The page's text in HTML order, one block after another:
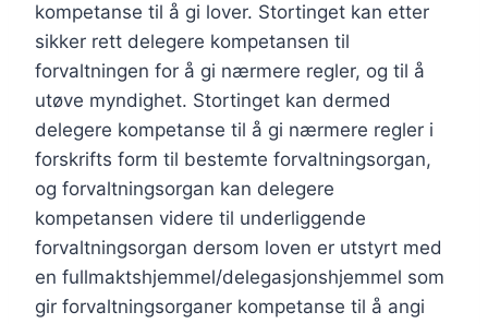
kompetanse til å gi lover. Stortinget kan etter
sikker rett delegere kompetansen til
forvaltningen for å gi nærmere regler, og til å
utøve myndighet. Stortinget kan dermed
delegere kompetanse til å gi nærmere regler i
forskrifts form til bestemte forvaltningsorgan,
og forvaltningsorgan kan delegere
kompetansen videre til underliggende
forvaltningsorgan dersom loven er utstyrt med
en fullmaktshjemmel/delegasjonshjemmel som
gir forvaltningsorganer kompetanse til å angi